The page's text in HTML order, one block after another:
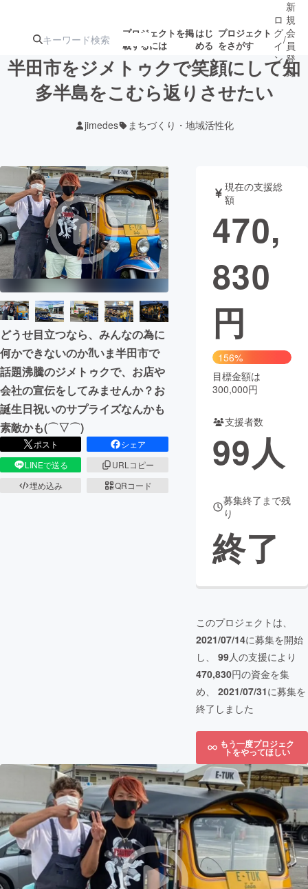
プロジェクトを掲
載するには
はじ
める
プロジェクト
をさがす
ターン
ジェクト
募集終了が近いプ
ロジェクト
アート・写真 音楽
テクノロジー・ガジェット ゲーム・サ
映像・映画
ビジネス・起業
まちづくり・地域活性化
CAMPFIRE for Social Good
CAMPFIRE Creation
CAMPFIREふるさと納税machi-ya コミュニティ
ロ
グ
イ
ン
/
新
規
会
員
登
録
半田市をジメトゥクで笑顔にして知
多半島をこむら返りさせたい
jimedes まちづくり・地域活性化
どうせ目立つなら、みんなの為に
何かできないのか⁈いま半田市で
話題沸騰のジメトゥクで、お店や
会社の宣伝をしてみませんか？お
誕生日祝いのサプライズなんかも
素敵かも(⌒▽⌒)
ポスト
シェア
LINEで送る
URLコピー
埋め込み
QRコード
現在の支援総
額
470,
830
円
156%
目標金額は
300,000円
支援者数
99人
募集終了まで残
り
終了
このプロジェクトは、
2021/07/14に募集を開始
し、 99人の支援により
470,830円の資金を集
め、 2021/07/31に募集を
終了しました
もう一度プロジェク
トをやってほしい